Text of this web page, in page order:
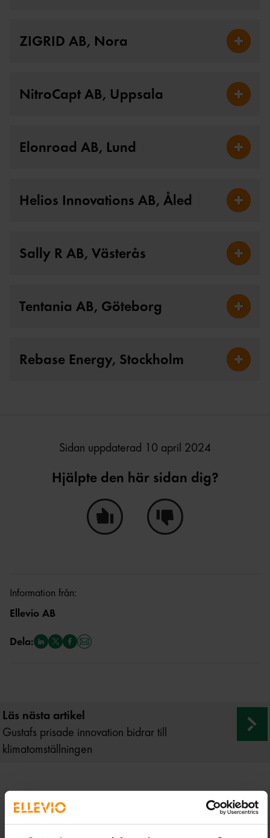
ZIGRID AB, Nora Fäll ut
NitroCapt AB, Uppsala Fäll ut
Elonroad AB, Lund Fäll ut
Helios Innovations AB, Åled Fäll ut
Sally R AB, Västerås Fäll ut
Tentania AB, Göteborg Fäll ut
Rebase Energy, Stockholm Fäll ut
Sidan uppdaterad 10 april 2024
Hjälpte den här sidan dig?
Information från:
Ellevio AB
Dela:
Läs nästa artikel
Gustafs prisade innovation bidrar till
klimatomställningen
Senaste nyheterna